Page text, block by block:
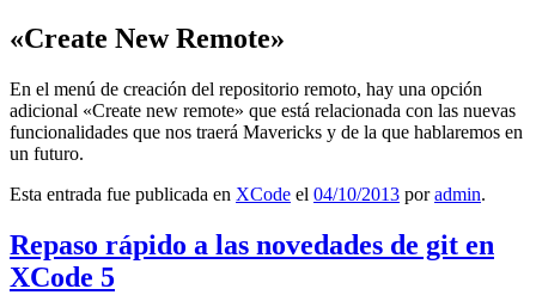
«Create New Remote»
En el menú de creación del repositorio remoto, hay una opción
adicional «Create new remote» que está relacionada con las nuevas
funcionalidades que nos traerá Mavericks y de la que hablaremos en
un futuro.
Esta entrada fue publicada en XCode el 04/10/2013 poradmin.
Repaso rápido a las novedades de git en
XCode 5